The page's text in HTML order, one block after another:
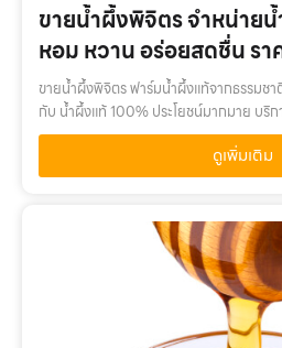
ขายน้ำผึ้งพิจิตร จำหน่าย
หอม หวาน อร่อยสดชื่น รา
ขายน้ำผึ้งพิจิตร ฟาร์มน้ำผึ้งแท้จากธรรมช
กับ น้ำผึ้งแท้ 100% ประโยชน์มากมาย บริ
พิจิตร เติมความหวานเพื่อสุขภาพ กับ น้ำ
ดูเพิ่มเติม